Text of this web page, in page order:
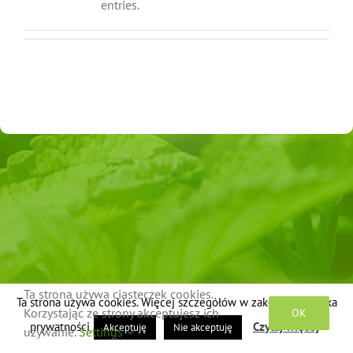
entries.
Copyright osadamazurska.pl
Ta strona używa cookies. Więcej szczegółów w zakładce polityka
prywatności
Akceptuję Nie akceptuję Czytaj więcej
Ta strona używa ciasteczek cookies.
Korzystając ze strony akceptujesz ich
używanie.Settings
OK